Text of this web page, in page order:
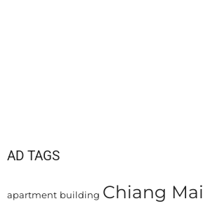
AD TAGS
apartment building Chiang Mai